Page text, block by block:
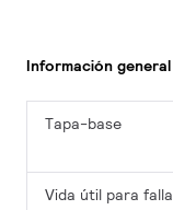
Información general
Tapa-base
Vida útil para